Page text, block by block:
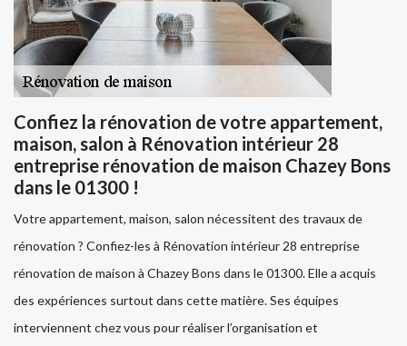
Confiez la rénovation de votre appartement,
maison, salon à Rénovation intérieur 28
entreprise rénovation de maison Chazey Bons
dans le 01300 !
Votre appartement, maison, salon nécessitent des travaux de
rénovation ? Confiez-les à Rénovation intérieur 28 entreprise
rénovation de maison à Chazey Bons dans le 01300. Elle a acquis
des expériences surtout dans cette matière. Ses équipes
interviennent chez vous pour réaliser l’organisation et